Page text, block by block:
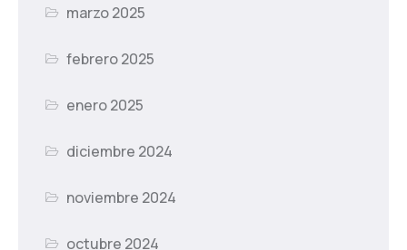
marzo 2025
febrero 2025
enero 2025
diciembre 2024
noviembre 2024
octubre 2024